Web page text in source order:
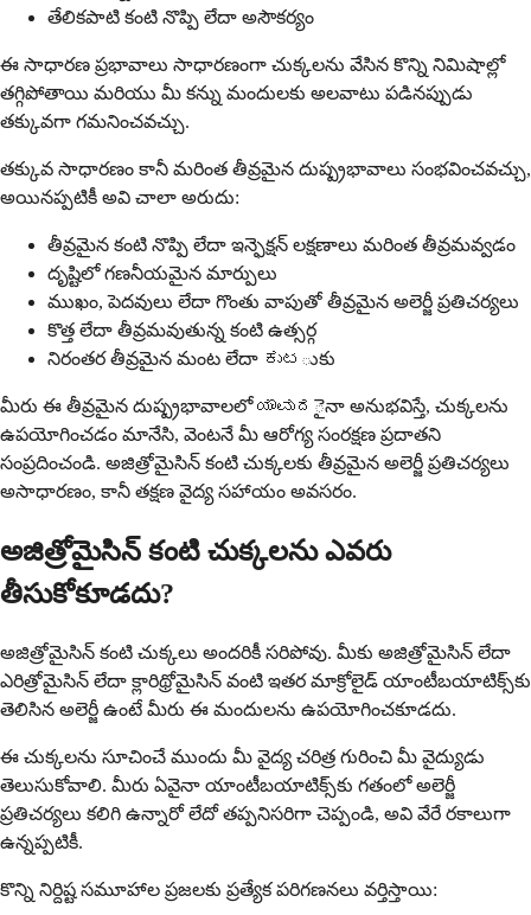
తేలికపాటి కంటి నొప్పి లేదా అసౌకర్యం
ఈ సాధారణ ప్రభావాలు సాధారణంగా చుక్కలను వేసిన కొన్ని నిమిషాల్లో
తగ్గిపోతాయి మరియు మీ కన్ను మందులకు అలవాటు పడినప్పుడు
తక్కువగా గమనించవచ్చు.
తక్కువ సాధారణం కానీ మరింత తీవ్రమైన దుష్ప్రభావాలు సంభవించవచ్చు,
అయినప్పటికీ అవి చాలా అరుదు:
తీవ్రమైన కంటి నొప్పి లేదా ఇన్ఫెక్షన్ లక్షణాలు మరింత తీవ్రమవ్వడం
దృష్టిలో గణనీయమైన మార్పులు
ముఖం, పెదవులు లేదా గొంతు వాపుతో తీవ్రమైన అలెర్జీ ప్రతిచర్యలు
కొత్త లేదా తీవ్రమవుతున్న కంటి ఉత్సర్గ
నిరంతర తీవ్రమైన మంట లేదా ಕುಟుకు
మీరు ఈ తీవ్రమైన దుష్ప్రభావాలలో ಯಾವುದైనా అనుభవిస్తే, చుక్కలను
ఉపయోగించడం మానేసి, వెంటనే మీ ఆరోగ్య సంరక్షణ ప్రదాతని
సంప్రదించండి. అజిత్రోమైసిన్ కంటి చుక్కలకు తీవ్రమైన అలెర్జీ ప్రతిచర్యలు
అసాధారణం, కానీ తక్షణ వైద్య సహాయం అవసరం.
అజిత్రోమైసిన్ కంటి చుక్కలను ఎవరు
తీసుకోకూడదు?
అజిత్రోమైసిన్ కంటి చుక్కలు అందరికీ సరిపోవు. మీకు అజిత్రోమైసిన్ లేదా
ఎరిత్రోమైసిన్ లేదా క్లారిథ్రోమైసిన్ వంటి ఇతర మాక్రోలైడ్ యాంటీబయాటిక్స్‌కు
తెలిసిన అలెర్జీ ఉంటే మీరు ఈ మందులను ఉపయోగించకూడదు.
ఈ చుక్కలను సూచించే ముందు మీ వైద్య చరిత్ర గురించి మీ వైద్యుడు
తెలుసుకోవాలి. మీరు ఏవైనా యాంటీబయాటిక్స్‌కు గతంలో అలెర్జీ
ప్రతిచర్యలు కలిగి ఉన్నారో లేదో తప్పనిసరిగా చెప్పండి, అవి వేరే రకాలుగా
ఉన్నప్పటికీ.
కొన్ని నిర్దిష్ట సమూహాల ప్రజలకు ప్రత్యేక పరిగణనలు వర్తిస్తాయి: